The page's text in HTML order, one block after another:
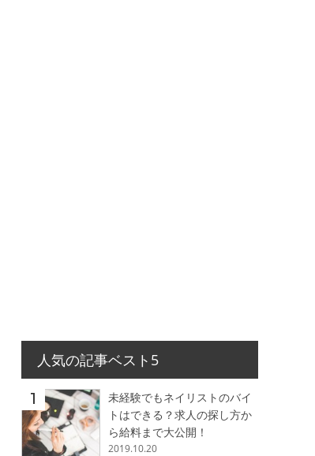
人気の記事ベスト5
未経験でもネイリストのバイ
トはできる？求人の探し方か
ら給料まで大公開！
2019.10.20